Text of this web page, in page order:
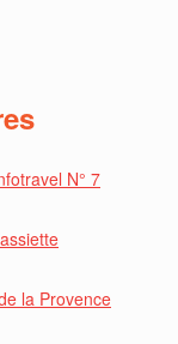
N° 7
la Provence